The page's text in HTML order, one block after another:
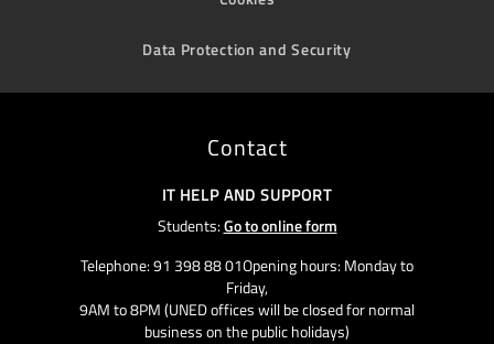
Data Protection and Security
Contact
IT HELP AND SUPPORT
Students:Go to online form
Telephone: 91 398 88 01Opening hours: Monday to
Friday,
9AM to 8PM (UNED offices will be closed for normal
business on the public holidays)